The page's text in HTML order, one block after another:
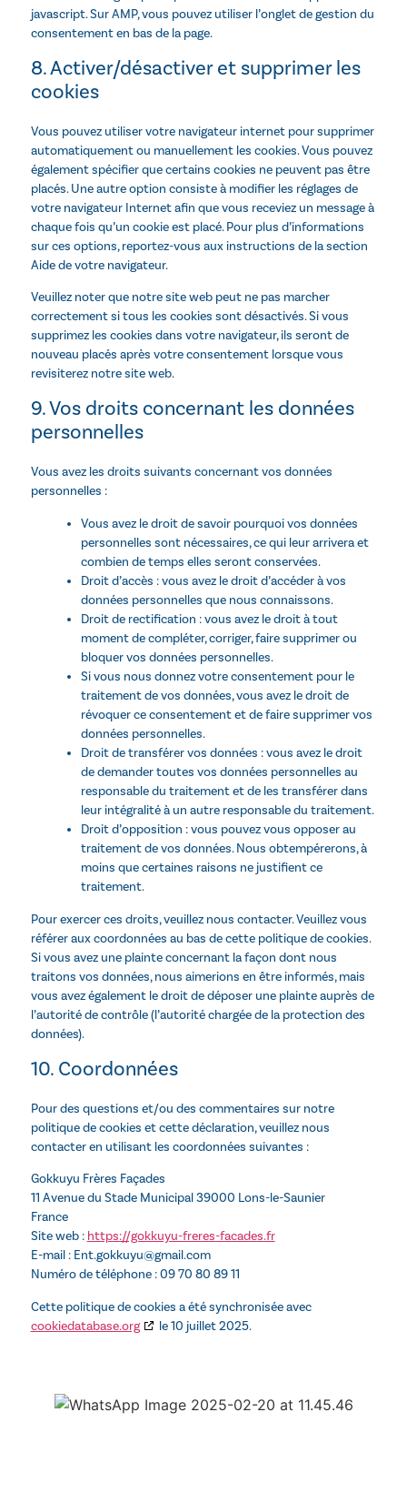
javascript. Sur AMP, vous pouvez utiliser l’onglet de gestion du
consentement en bas de la page.
8. Activer/désactiver et supprimer les
cookies
Vous pouvez utiliser votre navigateur internet pour supprimer
automatiquement ou manuellement les cookies. Vous pouvez
également spécifier que certains cookies ne peuvent pas être
placés. Une autre option consiste à modifier les réglages de
votre navigateur Internet afin que vous receviez un message à
chaque fois qu’un cookie est placé. Pour plus d’informations
sur ces options, reportez-vous aux instructions de la section
Aide de votre navigateur.
Veuillez noter que notre site web peut ne pas marcher
correctement si tous les cookies sont désactivés. Si vous
supprimez les cookies dans votre navigateur, ils seront de
nouveau placés après votre consentement lorsque vous
revisiterez notre site web.
9. Vos droits concernant les données
personnelles
Vous avez les droits suivants concernant vos données
personnelles :
Vous avez le droit de savoir pourquoi vos données
personnelles sont nécessaires, ce qui leur arrivera et
combien de temps elles seront conservées.
Droit d’accès : vous avez le droit d’accéder à vos
données personnelles que nous connaissons.
Droit de rectification : vous avez le droit à tout
moment de compléter, corriger, faire supprimer ou
bloquer vos données personnelles.
Si vous nous donnez votre consentement pour le
traitement de vos données, vous avez le droit de
révoquer ce consentement et de faire supprimer vos
données personnelles.
Droit de transférer vos données : vous avez le droit
de demander toutes vos données personnelles au
responsable du traitement et de les transférer dans
leur intégralité à un autre responsable du traitement.
Droit d’opposition : vous pouvez vous opposer au
traitement de vos données. Nous obtempérerons, à
moins que certaines raisons ne justifient ce
traitement.
Pour exercer ces droits, veuillez nous contacter. Veuillez vous
référer aux coordonnées au bas de cette politique de cookies.
Si vous avez une plainte concernant la façon dont nous
traitons vos données, nous aimerions en être informés, mais
vous avez également le droit de déposer une plainte auprès de
l’autorité de contrôle (l’autorité chargée de la protection des
données).
10. Coordonnées
Pour des questions et/ou des commentaires sur notre
politique de cookies et cette déclaration, veuillez nous
contacter en utilisant les coordonnées suivantes :
Gokkuyu Frères Façades
11 Avenue du Stade Municipal 39000 Lons-le-Saunier
France
Site web : https://gokkuyu-freres-facades.fr
E-mail : Ent.gokkuyu@gmail.com
Numéro de téléphone : 09 70 80 89 11
Cette politique de cookies a été synchronisée avec
cookiedatabase.org
le 10 juillet 2025.